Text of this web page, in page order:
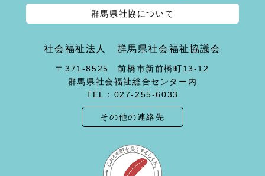
群馬県社協について
社会福祉法人 群馬県社会福祉協議会
〒371-8525 前橋市新前橋町13-12
群馬県社会福祉総合センター内
TEL：027-255-6033
その他の連絡先